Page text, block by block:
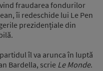
fraudarea fondurilor
îi redeschide lui Le Pen
prezidențiale din
îl va arunca în luptă
Bardella, scrie Le Monde.